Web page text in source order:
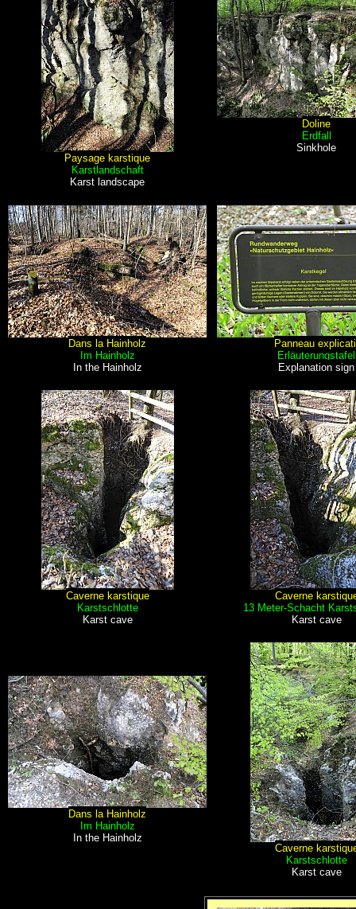
Paysage karstique
Karstlandschaft
Karst landscape
Doline
Erdfall
Sinkhole
Dans la Hainholz
Im Hainholz
In the Hainholz
Panneau
Erläuterungstafel
Explanation sign
Caverne karstique
Karstschlotte
Karst cave
Caverne
13 Meter-Schacht
Karst cave
Dans la Hainholz
Im Hainholz
In the Hainholz
Caverne
Karstschlotte
Karst cave